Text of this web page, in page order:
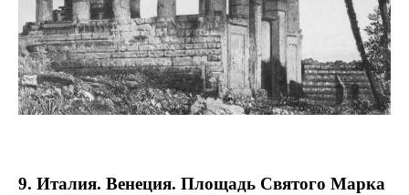
9. Италия. Венеция. Площадь Святого Марка